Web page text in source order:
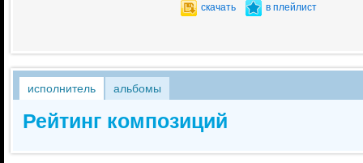
скачать в плейлист
исполнитель альбомы
Рейтинг композиций